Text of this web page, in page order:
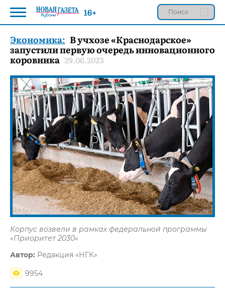
Экономика: В учхозе «Краснодарское»
запустили первую очередь инновационного
коровника 29.06.2023
Корпус возвели в рамках федеральной программы
«Приоритет 2030»
Автор: Редакция «НГК»
9954
16+